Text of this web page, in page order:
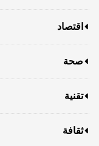
اقتصاد
صحة
تقنية
ثقافة